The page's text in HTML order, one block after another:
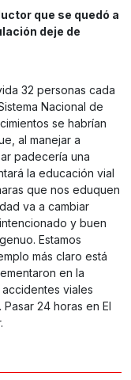
que se quedó a
deje de
32 personas cada
Nacional de
se habrían
al manejar a
padecería una
la educación vial
que nos eduquen
va a cambiar
y buen
Estamos
más claro está
en la
viales
24 horas en El